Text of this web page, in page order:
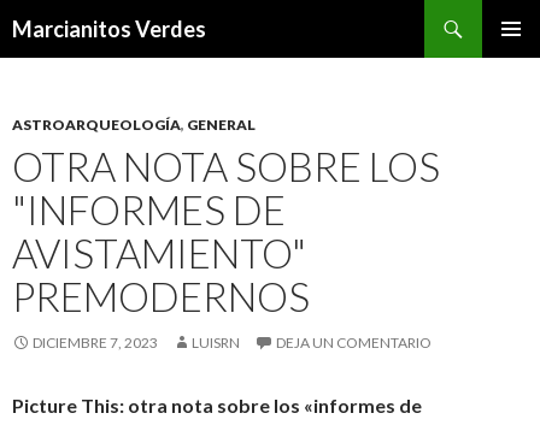
Marcianitos Verdes
ASTROARQUEOLOGÍA, GENERAL
OTRA NOTA SOBRE LOS
"INFORMES DE
AVISTAMIENTO"
PREMODERNOS
DICIEMBRE 7, 2023 LUISRN DEJA UN COMENTARIO
Picture This: otra nota sobre los «informes de